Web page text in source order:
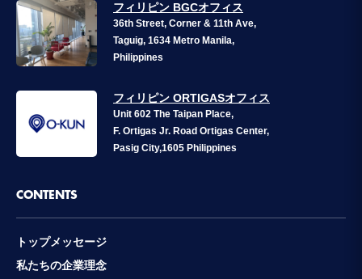
フィリピン BGCオフィス
36th Street, Corner & 11th Ave,
Taguig, 1634 Metro Manila,
Philippines
フィリピン ORTIGASオフィス
Unit 602 The Taipan Place,
F. Ortigas Jr. Road Ortigas Center,
Pasig City,1605 Philippines
CONTENTS
トップメッセージ
私たちの企業理念